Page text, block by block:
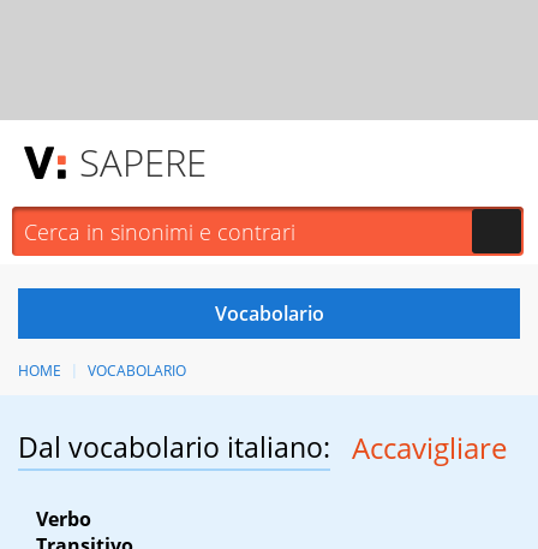
SAPERE
HOME VOCABOLARIO
Dal vocabolario italiano: Accavigliare
Verbo